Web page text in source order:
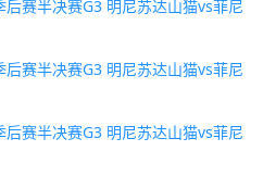
赛半决赛G3 明尼苏达山猫vs菲尼
赛半决赛G3 明尼苏达山猫vs菲尼
赛半决赛G3 明尼苏达山猫vs菲尼